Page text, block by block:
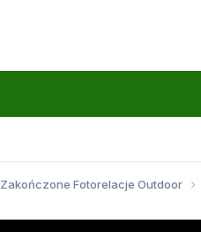
Zakończone Fotorelacje Outdoor